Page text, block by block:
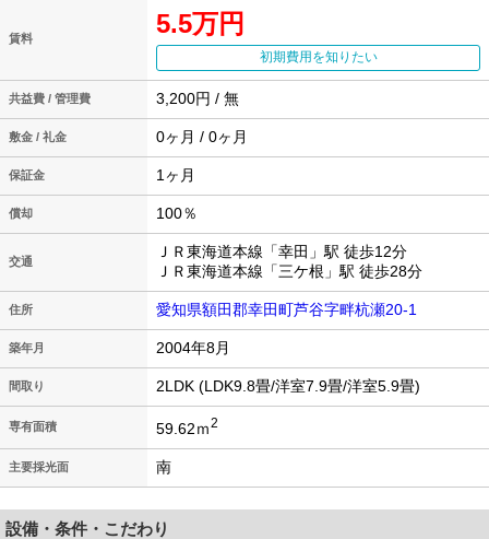
賃料 5.5万円
初期費用を知りたい
共益費 / 管理費 3,200円 / 無
敷金 / 礼金 0ヶ月 / 0ヶ月
保証金 1ヶ月
償却 100％
交通
ＪＲ東海道本線「幸田」駅 徒歩12分
ＪＲ東海道本線「三ケ根」駅 徒歩28分
住所 愛知県額田郡幸田町芦谷字畔杭瀬20-1
築年月 2004年8月
間取り 2LDK (LDK9.8畳/洋室7.9畳/洋室5.9畳)
専有面積 59.62ｍ2
主要採光面 南
設備・条件・こだわり